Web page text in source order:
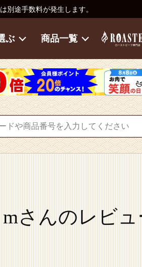
別途手数料が発生します。
ぶ 商品一覧
mさんのレビュ